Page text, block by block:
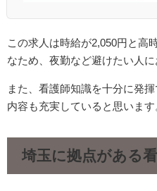
この求人は時給が2,050円と高
なため、夜勤など避けたい人に
また、看護師知識を十分に発
内容も充実していると思います
埼玉に拠点がある